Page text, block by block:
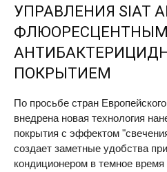
УПРАВЛЕНИЯ SIAT
ПОКРЫТИЕМ
По просьбе стран
внедрена новая технология
покрытия с эффектом
создает заметные удобства
кондиционером в темное время